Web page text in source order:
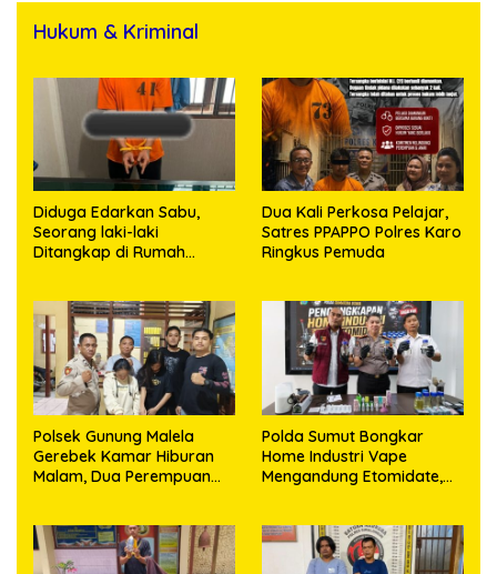
Hukum & Kriminal
Diduga Edarkan Sabu,
Seorang laki-laki
Ditangkap di Rumah
Puluhan Plastik Klip
Dua Kali Perkosa Pelajar,
Satres PPAPPO Polres Karo
Ringkus Pemuda
Polsek Gunung Malela
Gerebek Kamar Hiburan
Malam, Dua Perempuan
Polda Sumut Bongkar
Home Industri Vape
Mengandung Etomidate,